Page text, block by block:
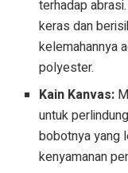
terhadap
keras dan
kelemahannya
polyester.
Kain Kanvas:
untuk
bobotnya yang
kenyamanan